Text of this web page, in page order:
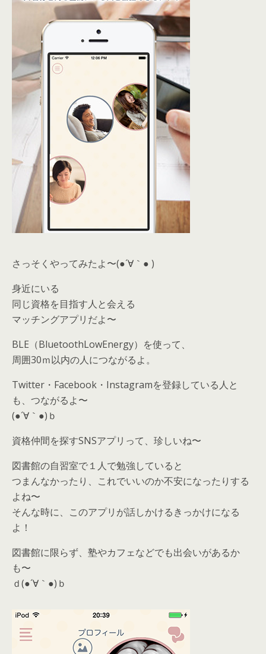
さっそくやってみたよ〜(●´∀｀● )
身近にいる
同じ資格を目指す人と会える
マッチングアプリだよ〜
BLE（BluetoothLowEnergy）を使って、
周囲30ｍ以内の人につながるよ。
Twitter・Facebook・Instagramを登録している人と
も、つながるよ〜
(●´∀｀●)ｂ
資格仲間を探すSNSアプリって、珍しいね〜
図書館の自習室で１人で勉強していると
つまんなかったり、これでいいのか不安になったりする
よね〜
そんな時に、このアプリが話しかけるきっかけになる
よ！
図書館に限らず、塾やカフェなどでも出会いがあるか
も〜
ｄ(●´∀｀●)ｂ